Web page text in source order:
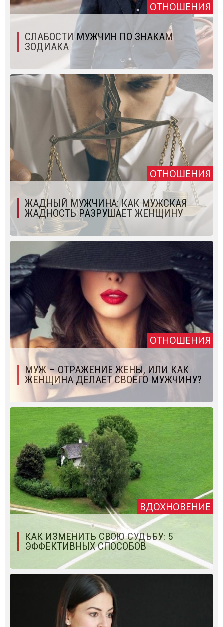
ОТНОШЕНИЯ
СЛАБОСТИ МУЖЧИН ПО ЗНАКАМ
ЗОДИАКА
ОТНОШЕНИЯ
ЖАДНЫЙ МУЖЧИНА: КАК МУЖСКАЯ
ЖАДНОСТЬ РАЗРУШАЕТ ЖЕНЩИНУ
ОТНОШЕНИЯ
МУЖ – ОТРАЖЕНИЕ ЖЕНЫ, ИЛИ КАК
ЖЕНЩИНА ДЕЛАЕТ СВОЕГО МУЖЧИНУ?
ВДОХНОВЕНИЕ
КАК ИЗМЕНИТЬ СВОЮ СУДЬБУ: 5
ЭФФЕКТИВНЫХ СПОСОБОВ